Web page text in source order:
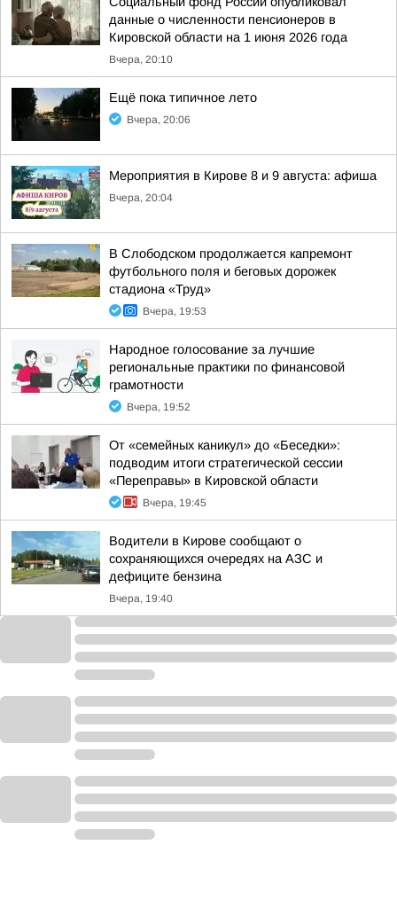
данные о численности пенсионеров в
Кировской области на 1 июня 2026 года
Вчера, 20:10
Ещё пока типичное лето
Вчера, 20:06
Мероприятия в Кирове 8 и 9 августа: афиша
Вчера, 20:04
В Слободском продолжается капремонт
футбольного поля и беговых дорожек
стадиона «Труд»
Вчера, 19:53
Народное голосование за лучшие
региональные практики по финансовой
грамотности
Вчера, 19:52
От «семейных каникул» до «Беседки»:
подводим итоги стратегической сессии
«Переправы» в Кировской области
Вчера, 19:45
Водители в Кирове сообщают о
сохраняющихся очередях на АЗС и
дефиците бензина
Вчера, 19:40